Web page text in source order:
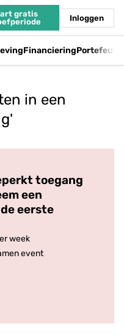
gratis
Inloggen
Financiering
in een
toegang
een
eerste
week
event